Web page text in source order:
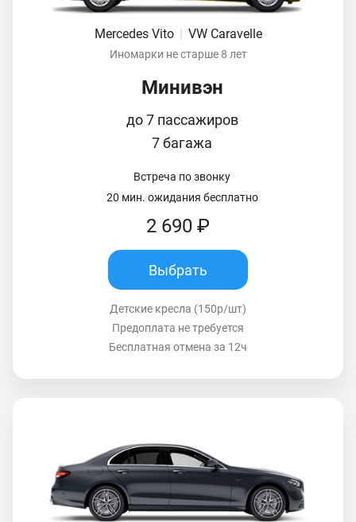
Mercedes Vito VW Caravelle
Иномарки не старше 8 лет
Минивэн
до 7 пассажиров
7 багажа
Встреча по звонку
20 мин. ожидания бесплатно
2 690 ₽
Выбрать
Детские кресла (150р/шт)
Предоплата не требуется
Бесплатная отмена за 12ч